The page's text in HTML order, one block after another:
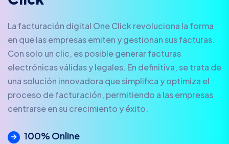
La facturación digital One Click revoluciona la forma
en que las empresas emiten y gestionan sus facturas.
Con solo un clic, es posible generar facturas
electrónicas válidas y legales. En definitiva, se trata de
una solución innovadora que simplifica y optimiza el
proceso de facturación, permitiendo a las empresas
centrarse en su crecimiento y éxito.
100% Online